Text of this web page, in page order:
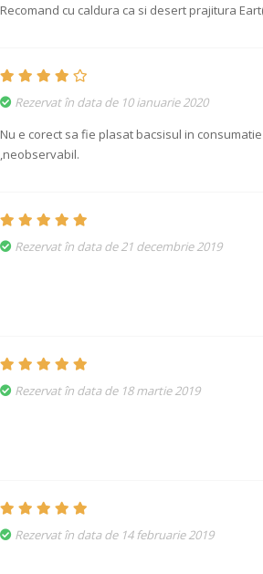
Recomand cu caldura ca si desert prajitura
Rezervat în data de 10 ianuarie 2020
Nu e corect sa fie plasat bacsisul in
,neobservabil.
Rezervat în data de 21 decembrie 2019
Rezervat în data de 18 martie 2019
Rezervat în data de 14 februarie 2019